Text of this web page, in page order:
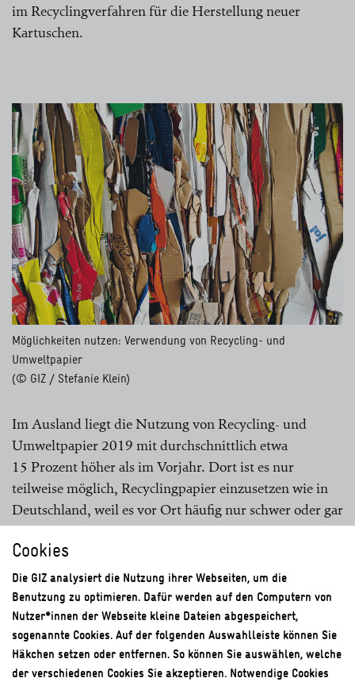
im Recyclingverfahren für die Herstellung neuer
Kartuschen.
Möglichkeiten nutzen: Verwendung von Recycling- und
Umweltpapier
(© GIZ / Stefanie Klein)
Im Ausland liegt die Nutzung von Recycling- und
Umweltpapier 2019 mit durchschnittlich etwa
15 Prozent höher als im Vorjahr. Dort ist es nur
teilweise möglich, Recyclingpapier einzusetzen wie in
Deutschland, weil es vor Ort häufig nur schwer oder gar
nicht zu beschaffen ist.
Cookies
Die GIZ analysiert die Nutzung ihrer Webseiten, um die
Benutzung zu optimieren. Dafür werden auf den Computern von
Nutzer*innen der Webseite kleine Dateien abgespeichert,
sogenannte Cookies. Auf der folgenden Auswahlleiste können Sie
Häkchen setzen oder entfernen. So können Sie auswählen, welche
der verschiedenen Cookies Sie akzeptieren. Notwendige Cookies